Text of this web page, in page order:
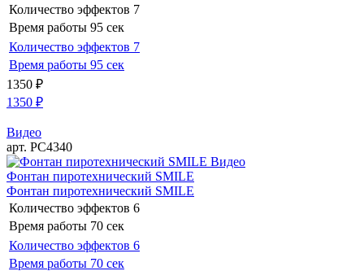
Количество эффектов 7
Время работы 95 сек
Количество эффектов 7
Время работы 95 сек
1350 ₽
1350 ₽
Видео
арт. РС4340
Видео
Фонтан пиротехнический SMILE
Фонтан пиротехнический SMILE
Количество эффектов 6
Время работы 70 сек
Количество эффектов 6
Время работы 70 сек